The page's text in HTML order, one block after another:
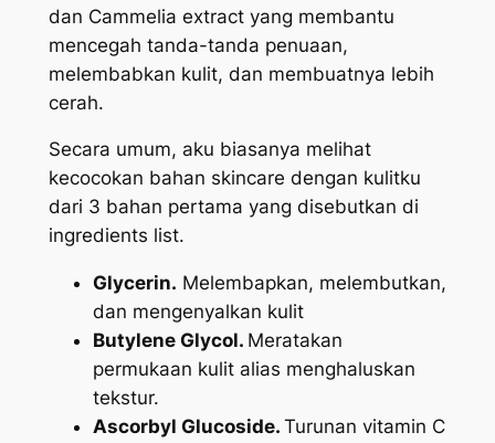
dan Cammelia extract yang membantu
mencegah tanda-tanda penuaan,
melembabkan kulit, dan membuatnya lebih
cerah.
Secara umum, aku biasanya melihat
kecocokan bahan skincare dengan kulitku
dari 3 bahan pertama yang disebutkan di
ingredients list.
Glycerin. Melembapkan, melembutkan,
dan mengenyalkan kulit
Butylene Glycol. Meratakan
permukaan kulit alias menghaluskan
tekstur.
Ascorbyl Glucoside. Turunan vitamin C